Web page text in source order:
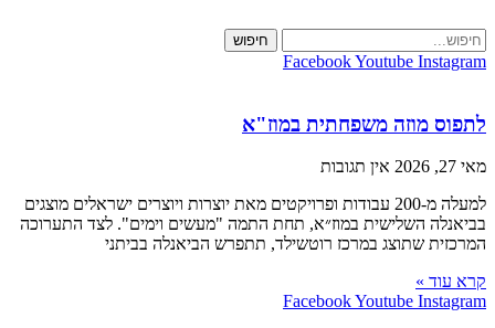
to
content
חיפוש
FacebookYoutube Instagram
לתפוס מוזה משפחתית במוז"א
מאי 27, 2026
אין תגובות
למעלה מ-200 עבודות ופרויקטים מאת יוצרות ויוצרים ישראלים מוצגים
בביאנלה השלישית במוז״א, תחת התמה "מעשים וימים". לצד התערוכה
המרכזית שתוצג במרכז רוטשילד, תתפרש הביאנלה בביתני
קרא עוד »
FacebookYoutube Instagram